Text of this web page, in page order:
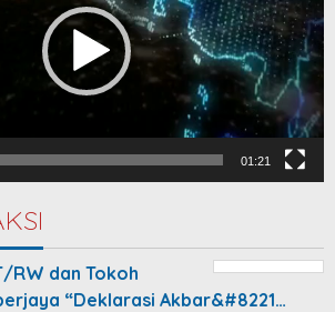
01:21
RW dan Tokoh
“Deklarasi Akbar&#8221…